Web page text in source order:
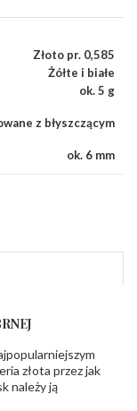
Złoto pr. 0,585
Żółte i białe
ok. 5 g
z błyszczącym
ok. 6 mm
22 45-805
+48 77 54 90 100;
biuro@stelmach.pl
poniżej 3 lat
złota przez jak
należy ją